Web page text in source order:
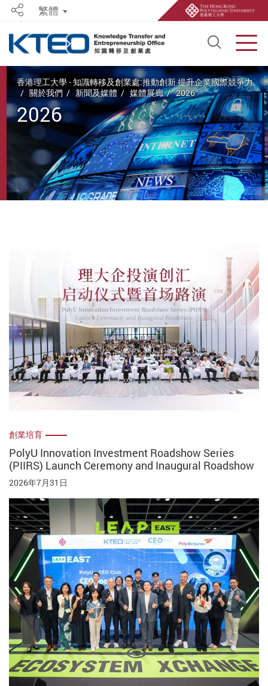
Open
Share繁體
Start main content
香港理工大學 - 知識轉移及創業處:推動創新 提升企業國際競爭力
關於我們
新聞及媒體 媒體展廊 2026
2026
創業培育
PolyU Innovation Investment Roadshow Series
(PIIRS) Launch Ceremony and Inaugural Roadshow
2026年7月31日